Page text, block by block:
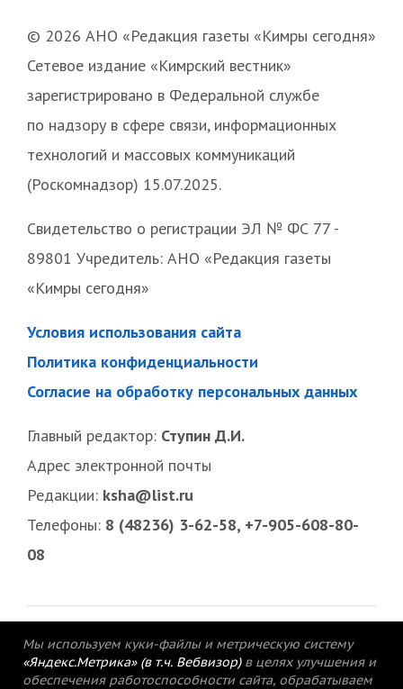
© 2026 АНО «Редакция газеты «Кимры сегодня»
Сетевое издание «Кимрский вестник»
зарегистрировано в Федеральной службе
по надзору в сфере связи, информационных
технологий и массовых коммуникаций
(Роскомнадзор) 15.07.2025.
Свидетельство о регистрации ЭЛ № ФС 77 -
89801 Учредитель: АНО «Редакция газеты
«Кимры сегодня»
Условия использования сайта
Политика конфиденциальности
Согласие на обработку персональных данных
Главный редактор: Ступин Д.И.
Адрес электронной почты
Редакции: ksha@list.ru
Телефоны: 8 (48236) 3-62-58, +7-905-608-80-
08
Мы используем куки-файлы и метрическую систему
«Яндекс.Метрика» (в т.ч. Вебвизор) в целях улучшения и
обеспечения работоспособности сайта, обрабатываем